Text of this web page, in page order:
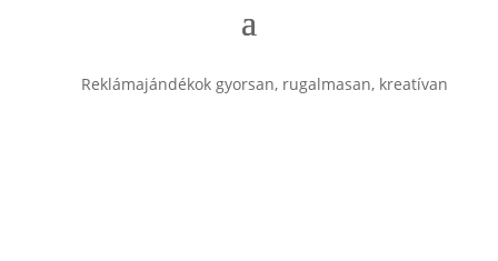
Reklámajándékok gyorsan, rugalmasan, kreatívan